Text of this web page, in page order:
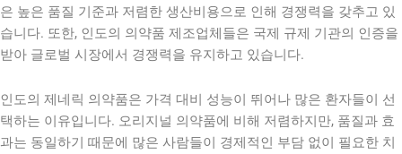
은 높은 품질 기준과 저렴한 생산비용으로 인해 경쟁력을 갖추고 있
습니다. 또한, 인도의 의약품 제조업체들은 국제 규제 기관의 인증을
받아 글로벌 시장에서 경쟁력을 유지하고 있습니다.
인도의 제네릭 의약품은 가격 대비 성능이 뛰어나 많은 환자들이 선
택하는 이유입니다. 오리지널 의약품에 비해 저렴하지만, 품질과 효
과는 동일하기 때문에 많은 사람들이 경제적인 부담 없이 필요한 치